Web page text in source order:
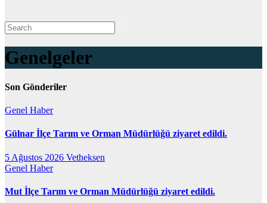
Genelgeler
Son Gönderiler
Genel Haber
Gülnar İlçe Tarım ve Orman Müdürlüğü ziyaret edildi.
5 Ağustos 2026 Vetheksen
Genel Haber
Mut İlçe Tarım ve Orman Müdürlüğü ziyaret edildi.